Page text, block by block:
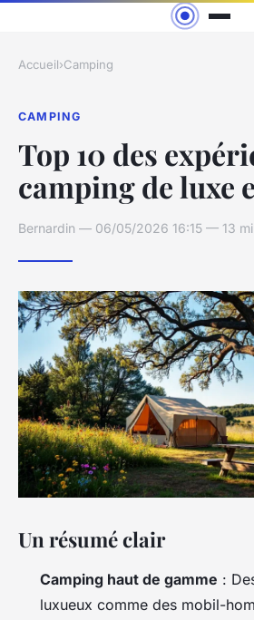
Accueil›Camping
CAMPING
Top 10 des
camping de luxe
Bernardin — 06/05/2026 16:15 — 13
Un résumé clair
Camping haut de gamme :
luxueux comme des mobil-